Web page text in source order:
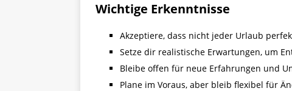
Wichtige Erkenntnisse
Akzeptiere, dass nicht jeder Urlaub
Setze dir realistische Erwartungen, um
Bleibe offen für neue Erfahrungen und
Plane im Voraus, aber bleib flexibel für